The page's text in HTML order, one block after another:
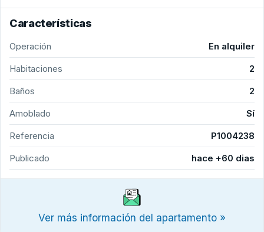
Características
Operación
En alquiler
Habitaciones
2
Baños
2
Amoblado
Sí
Referencia
P1004238
Publicado
hace +60 dias
Ver más información del apartamento »